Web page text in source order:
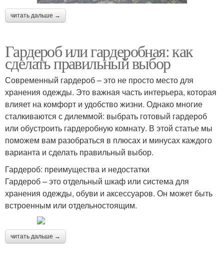
читать дальше →
Гардероб или гардеробная: как
сделать правильный выбор
Современный гардероб – это не просто место для
хранения одежды. Это важная часть интерьера, которая
влияет на комфорт и удобство жизни. Однако многие
сталкиваются с дилеммой: выбрать готовый гардероб
или обустроить гардеробную комнату. В этой статье мы
поможем вам разобраться в плюсах и минусах каждого
варианта и сделать правильный выбор.
Гардероб: преимущества и недостатки
Гардероб – это отдельный шкаф или система для
хранения одежды, обуви и аксессуаров. Он может быть
встроенным или отдельностоящим.
читать дальше →